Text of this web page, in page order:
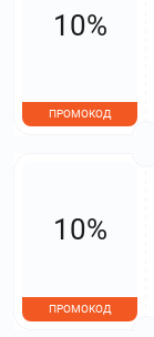
10%
ПРОМОКОД
10%
ПРОМОКОД